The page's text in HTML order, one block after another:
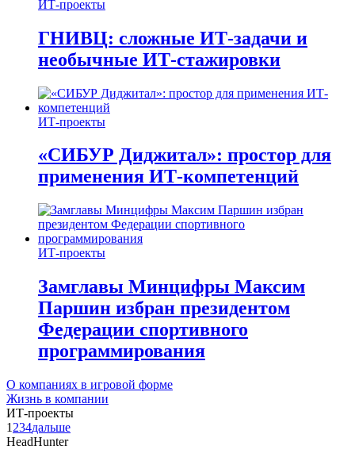
ИТ-проекты
ГНИВЦ: сложные ИТ‑задачи и
необычные ИТ‑стажировки
ИТ-проекты
«СИБУР Диджитал»: простор для
применения ИТ-компетенций
ИТ-проекты
Замглавы Минцифры Максим
Паршин избран президентом
Федерации спортивного
программирования
О компаниях в игровой форме
Жизнь в компании
ИТ-проекты
1 234дальше
HeadHunter